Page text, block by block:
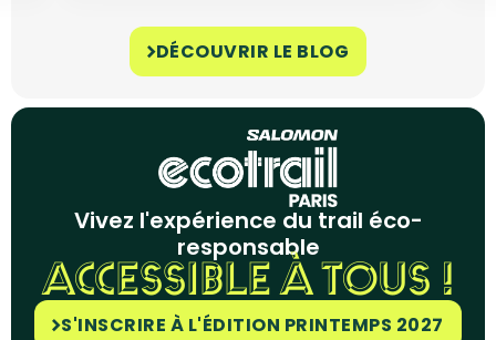
DÉCOUVRIR LE BLOG
Vivez l'expérience du trail éco-
responsable
ACCESSIBLE À TOUS !
S'INSCRIRE À L'ÉDITION PRINTEMPS 2027